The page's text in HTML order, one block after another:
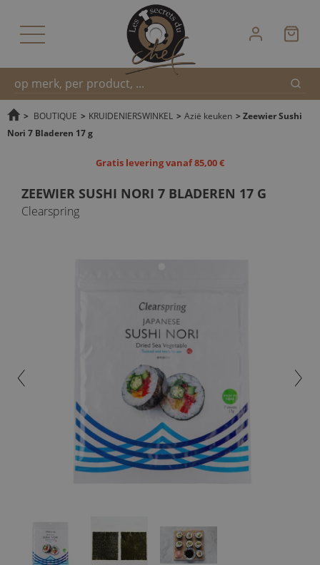
Snel
> BOUTIQUE > KRUIDENIERSWINKEL > Azië keuken > Zeewier Sushi
Nori 7 Bladeren 17 g
Gratis levering vanaf 85,00 €
ZEEWIER SUSHI NORI 7 BLADEREN 17 G
Clearspring